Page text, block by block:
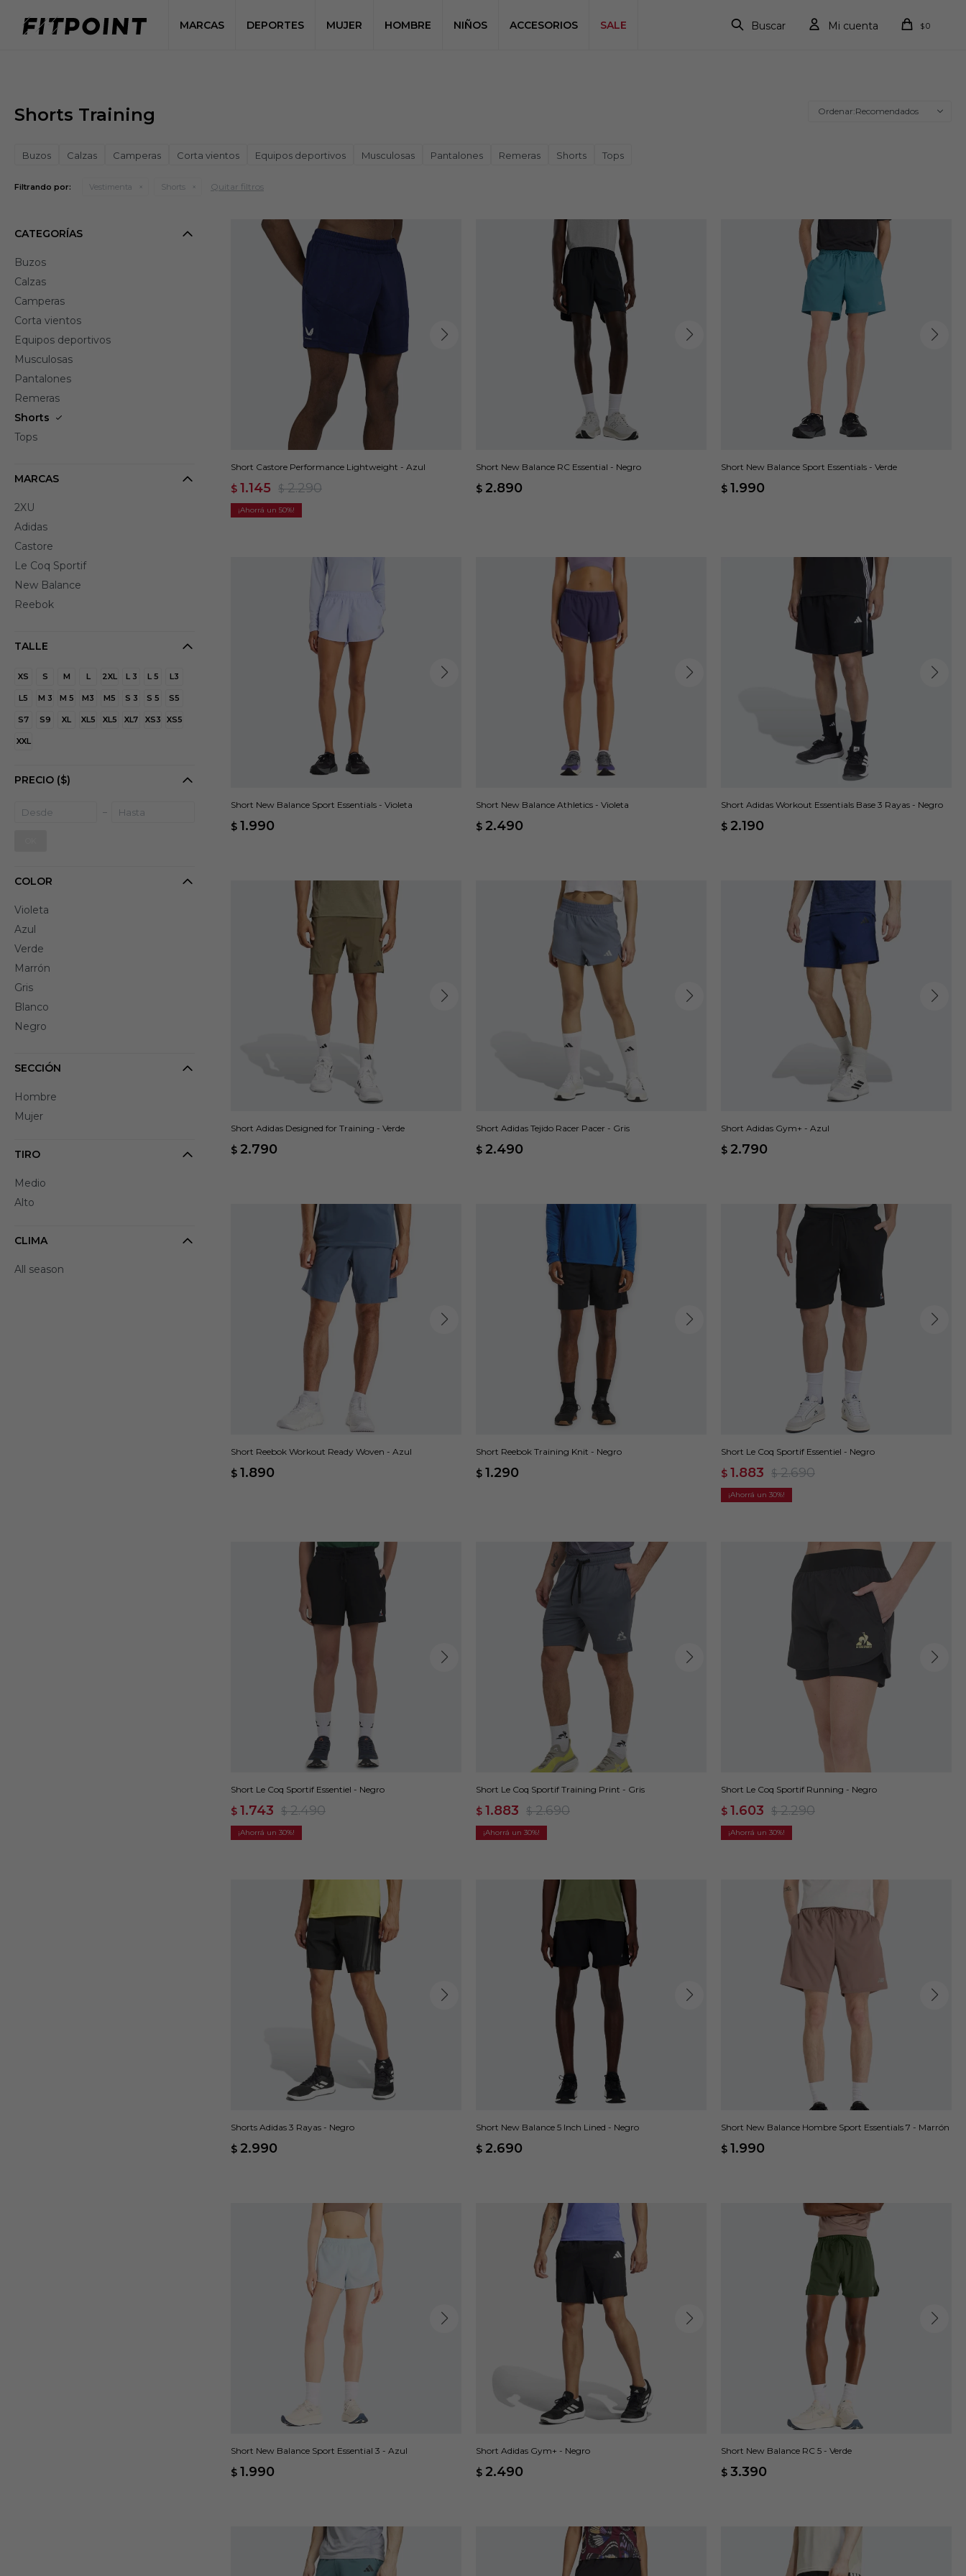
MARCAS DEPORTES MUJER HOMBRE NIÑOS ACCESORIOS SALE $0
Shorts Training Recomendados
Buzos Calzas Camperas Corta vientos Equipos deportivos Musculosas Pantalones Remeras Shorts Tops
Filtrando por: Vestimenta Shorts Quitar filtros
Short Castore Performance Lightweight - Azul
$ 1.145 $ 2.290
50
Short New Balance RC Essential - Negro
$ 2.890
Short New Balance Sport Essentials - Verde
$ 1.990
Short New Balance Sport Essentials - Violeta
$ 1.990
Short New Balance Athletics - Violeta
$ 2.490
Short Adidas Workout Essentials Base 3 Rayas - Negro
$ 2.190
Short Adidas Designed for Training - Verde
$ 2.790
Short Adidas Tejido Racer Pacer - Gris
$ 2.490
Short Adidas Gym+ - Azul
$ 2.790
Short Reebok Workout Ready Woven - Azul
$ 1.890
Short Reebok Training Knit - Negro
$ 1.290
Short Le Coq Sportif Essentiel - Negro
$ 1.883 $ 2.690
30
Short Le Coq Sportif Essentiel - Negro
$ 1.743 $ 2.490
30
Short Le Coq Sportif Training Print - Gris
$ 1.883 $ 2.690
30
Short Le Coq Sportif Running - Negro
$ 1.603 $ 2.290
30
Shorts Adidas 3 Rayas - Negro
$ 2.990
Short New Balance 5 Inch Lined - Negro
$ 2.690
Short New Balance Hombre Sport Essentials 7 - Marrón
$ 1.990
Short New Balance Sport Essential 3 - Azul
$ 1.990
Short Adidas Gym+ - Negro
$ 2.490
Short New Balance RC 5 - Verde
$ 3.390
CATEGORÍAS
Buzos
Calzas
Camperas
Corta vientos
Equipos deportivos
Musculosas
Pantalones
Remeras
Shorts
Tops
MARCAS
2XU
Adidas
Castore
Le Coq Sportif
New Balance
Reebok
TALLE
XS S M L 2XL L 3 L 5 L3
L5 M 3 M 5 M3 M5 S 3 S 5 S5
S7 S9 XL XL5 XL5 XL7 XS3 XS5
XXL
PRECIO ($)
COLOR
Violeta
Azul
Verde
Marrón
Gris
Blanco
Negro
SECCIÓN
Hombre
Mujer
TIRO
Medio
Alto
CLIMA
All season